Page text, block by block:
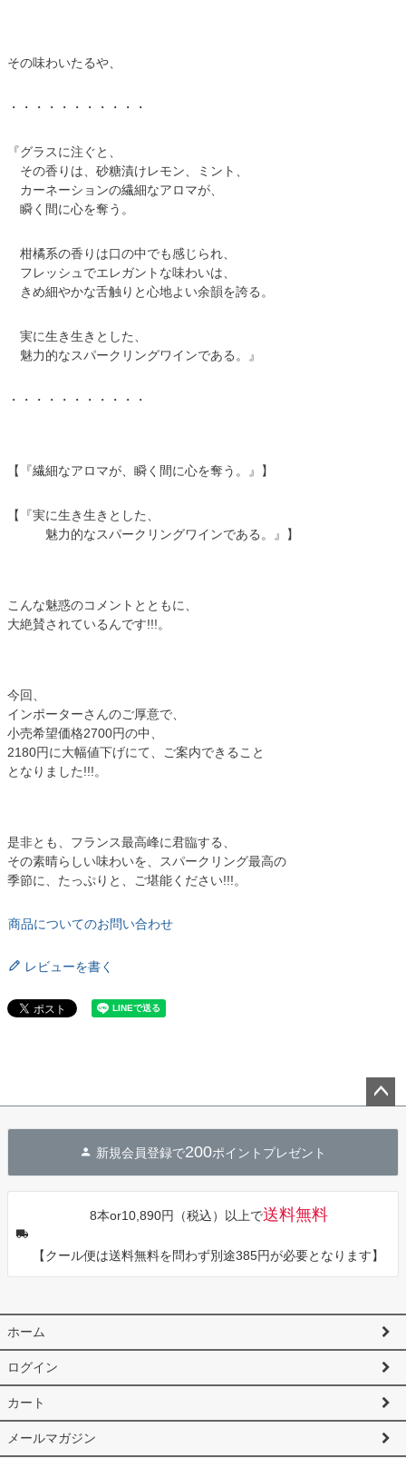
その味わいたるや、
・・・・・・・・・・・
『グラスに注ぐと、
その香りは、砂糖漬けレモン、ミント、
カーネーションの繊細なアロマが、
瞬く間に心を奪う。
柑橘系の香りは口の中でも感じられ、
フレッシュでエレガントな味わいは、
きめ細やかな舌触りと心地よい余韻を誇る。
実に生き生きとした、
魅力的なスパークリングワインである。』
・・・・・・・・・・・
【『繊細なアロマが、瞬く間に心を奪う。』】
【『実に生き生きとした、
魅力的なスパークリングワインである。』】
こんな魅惑のコメントとともに、
大絶賛されているんです!!!。
今回、
インポーターさんのご厚意で、
小売希望価格2700円の中、
2180円に大幅値下げにて、ご案内できること
となりました!!!。
是非とも、フランス最高峰に君臨する、
その素晴らしい味わいを、スパークリング最高の
季節に、たっぷりと、ご堪能ください!!!。
商品についてのお問い合わせ
レビューを書く
へ
新規会員登録で200ポイントプレゼント
8本or10,890円（税込）以上で送料無料
【クール便は送料無料を問わず別途385円が必要となります】
ホーム
ログイン
カート
メールマガジン